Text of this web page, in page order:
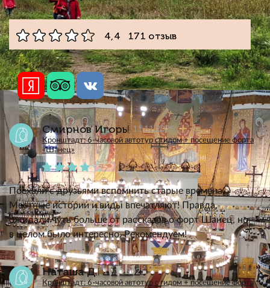
4,4 171 отзыв
Смирнов Игорь 11.11.2025
Кронштадт: 6-часовой автотур с гидом + посещение форта
«Шанец»
Поехали с друзьями вспомнить старые времена.
Местные истории и виды впечатляют! Правда,
ожидали чуть больше от рассказов о форт Шанец, но
в целом было интересно. Рекомендуем!
Наташа Д. 11.11.2025
Кронштадт: 6-часовой автотур с гидом + посещение форта